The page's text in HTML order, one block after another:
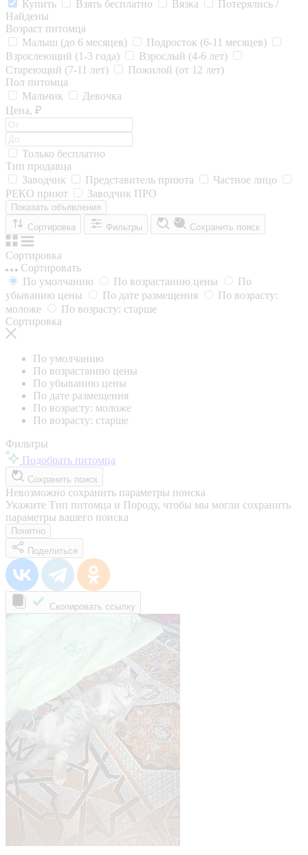
Купить
Взять бесплатно Вязка
Потерялись /
Найдены
Возраст питомца
Малыш (до 6 месяцев)
Подросток (6-11 месяцев)
Взрослеющий (1-3 года)
Взрослый (4-6 лет)
Стареющий (7-11 лет)
Пожилой (от 12 лет)
Пол питомца
Мальчик
Девочка
Цена, ₽
Только бесплатно
Тип продавца
Заводчик
Представитель приюта
Частное лицо
РЕКО приют
Заводчик ПРО
Показать объявления
Сортировка
Фильтры Сохранить поиск
Сортировка
Сортировать
По умолчанию
По возрастанию цены
По
убыванию цены
По дате размещения
По возрасту:
моложе
По возрасту: старше
Сортировка
По умолчанию
По возрастанию цены
По убыванию цены
По дате размещения
По возрасту: моложе
По возрасту: старше
Фильтры
Подобрать питомца
Сохранить поиск
Невозможно сохранить параметры поиска
Укажите Тип питомца и Породу, чтобы мы могли сохранить
параметры вашего поиска
Понятно
Поделиться
Скопировать ссылку